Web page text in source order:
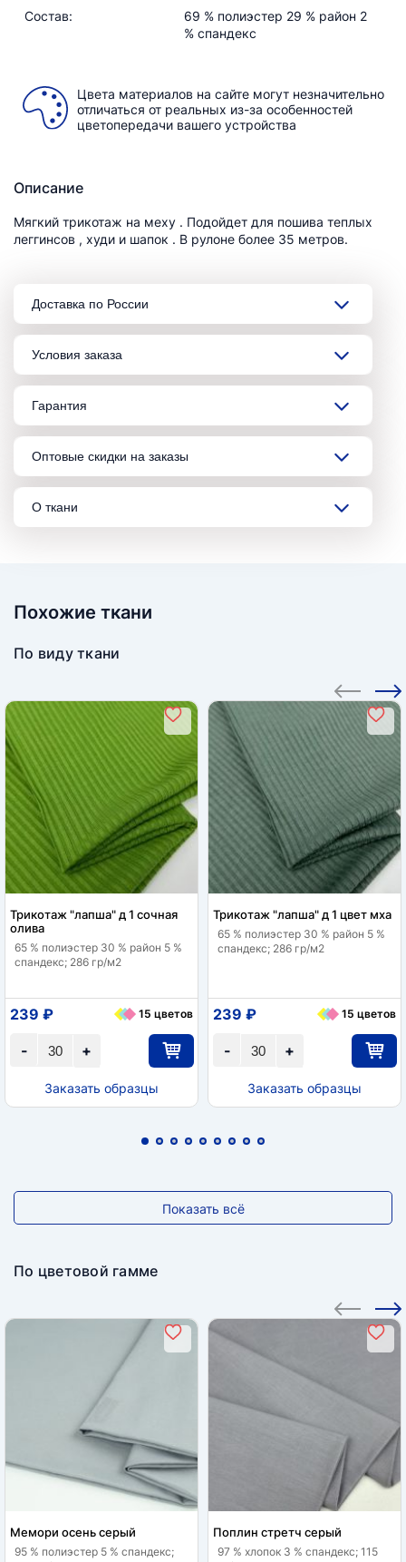
Состав:
69 % полиэстер 29 % район 2
% спандекс
Цвета материалов на сайте могут незначительно
отличаться от реальных из-за особенностей
цветопередачи вашего устройства
Описание
Мягкий трикотаж на меху . Подойдет для пошива теплых
леггинсов , худи и шапок . В рулоне более 35 метров.
Доставка по России
Условия заказа
Гарантия
Оптовые скидки на заказы
О ткани
Похожие ткани
По виду ткани
Трикотаж "лапша" д 1 сочная
олива
65 % полиэстер 30 % район 5 %
спандекс; 286 гр/м2
+
-
239 ₽ 15 цветов
Заказать образцы
Трикотаж "лапша" д 1 цвет мха
65 % полиэстер 30 % район 5 %
спандекс; 286 гр/м2
+
-
239 ₽ 15 цветов
Заказать образцы
Показать всё
По цветовой гамме
Мемори осень серый
95 % полиэстер 5 % спандекс;
Поплин стретч серый
97 % хлопок 3 % спандекс; 115